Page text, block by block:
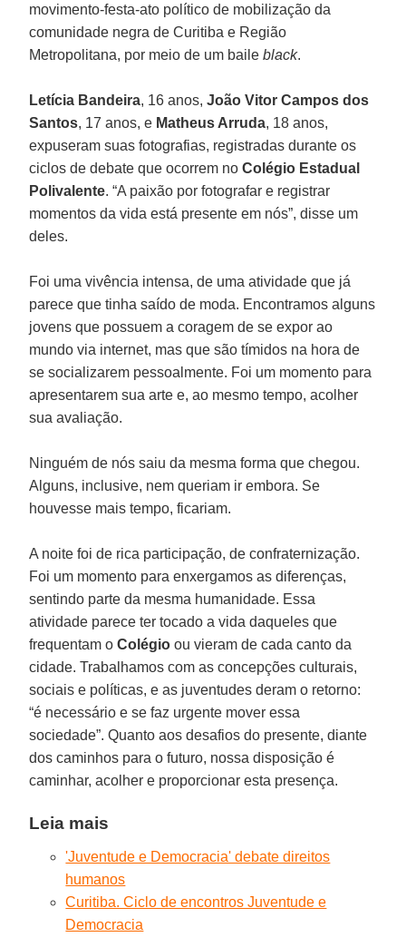
movimento-festa-ato político de mobilização da
comunidade negra de Curitiba e Região
Metropolitana, por meio de um baileblack.
Letícia Bandeira, 16 anos,João Vitor Campos dos
Santos, 17 anos, e Matheus Arruda, 18 anos,
expuseram suas fotografias, registradas durante os
ciclos de debate que ocorrem noColégio Estadual
Polivalente. “A paixão por fotografar e registrar
momentos da vida está presente em nós”, disse um
deles.
Foi uma vivência intensa, de uma atividade que já
parece que tinha saído de moda. Encontramos alguns
jovens que possuem a coragem de se expor ao
mundo via internet, mas que são tímidos na hora de
se socializarem pessoalmente. Foi um momento para
apresentarem sua arte e, ao mesmo tempo, acolher
sua avaliação.
Ninguém de nós saiu da mesma forma que chegou.
Alguns, inclusive, nem queriam ir embora. Se
houvesse mais tempo, ficariam.
A noite foi de rica participação, de confraternização.
Foi um momento para enxergamos as diferenças,
sentindo parte da mesma humanidade. Essa
atividade parece ter tocado a vida daqueles que
frequentam oColégio ou vieram de cada canto da
cidade. Trabalhamos com as concepções culturais,
sociais e políticas, e as juventudes deram o retorno:
“é necessário e se faz urgente mover essa
sociedade”. Quanto aos desafios do presente, diante
dos caminhos para o futuro, nossa disposição é
caminhar, acolher e proporcionar esta presença.
Leia mais
'Juventude e Democracia' debate direitos
humanos
Curitiba. Ciclo de encontros Juventude e
Democracia